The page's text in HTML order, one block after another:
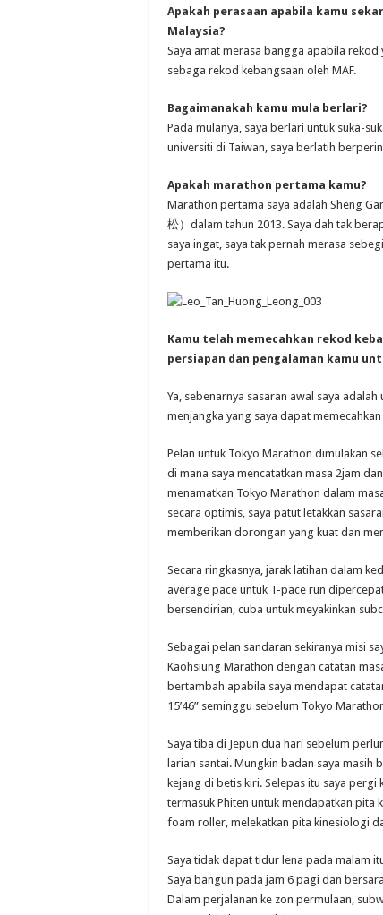
Apakah perasaan apabila kamu
Malaysia?
Saya amat merasa bangga apabila
sebaga rekod kebangsaan oleh MAF.
Bagaimanakah kamu mula berlari?
Pada mulanya, saya berlari untuk suka-
universiti di Taiwan, saya berlatih
Apakah marathon pertama kamu?
Marathon pertama saya adalah Sheng
松）dalam tahun 2013. Saya dah tak
saya ingat, saya tak pernah merasa
pertama itu.
Kamu telah memecahkan rekod
persiapan dan pengalaman kamu
Ya, sebenarnya sasaran awal saya adalah
menjangka yang saya dapat
Pelan untuk Tokyo Marathon dimulakan
di mana saya mencatatkan masa 2jam
menamatkan Tokyo Marathon dalam
secara optimis, saya patut letakkan
memberikan dorongan yang kuat dan
Secara ringkasnya, jarak latihan dalam
average pace untuk T-pace run
bersendirian, cuba untuk meyakinkan
Sebagai pelan sandaran sekiranya misi
Kaohsiung Marathon dengan catatan
bertambah apabila saya mendapat
15’46” seminggu sebelum Tokyo
Saya tiba di Jepun dua hari sebelum
larian santai. Mungkin badan saya masih
kejang di betis kiri. Selepas itu saya
termasuk Phiten untuk mendapatkan
foam roller, melekatkan pita kinesiologi
Saya tidak dapat tidur lena pada malam
Saya bangun pada jam 6 pagi dan
Dalam perjalanan ke zon permulaan,